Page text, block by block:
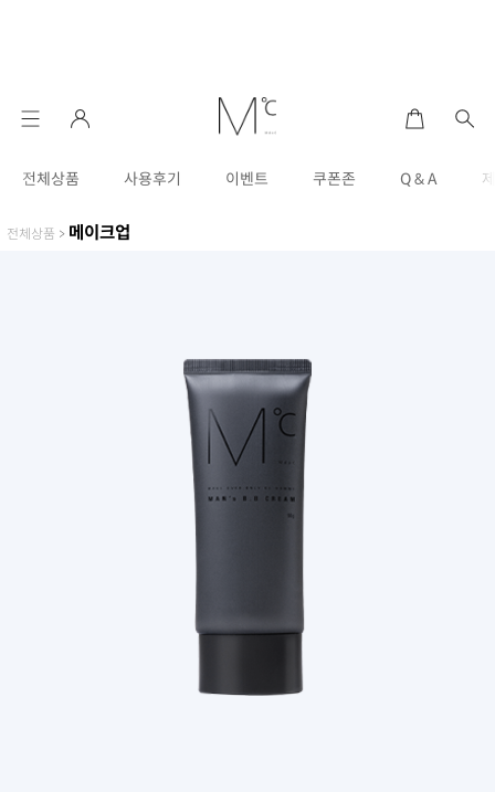
전체상품 사용후기 이벤트 쿠폰존 Q & A
전체상품 > 메이크업